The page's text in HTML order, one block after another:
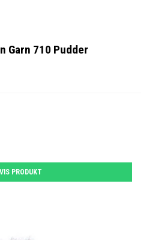
Garn 710 Pudder
VIS PRODUKT